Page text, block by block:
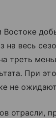
на весь
треть
При
не
отрасли,